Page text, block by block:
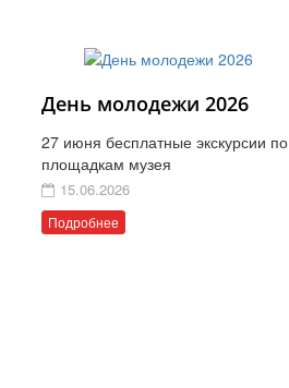
День молодежи 2026
27 июня бесплатные экскурсии по
площадкам музея
15.06.2026
Подробнее